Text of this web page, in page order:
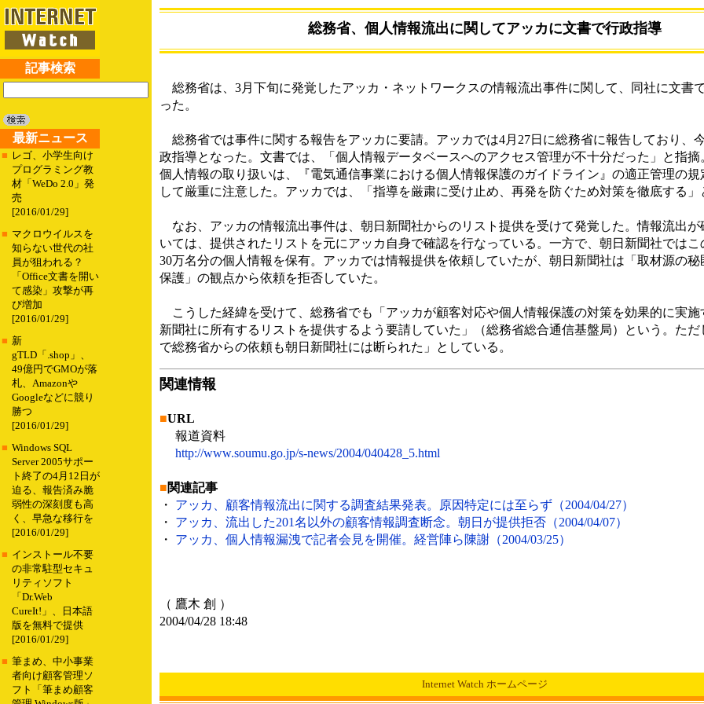
記事検索
最新ニュース
■ レゴ、小学生向け
プログラミング教
材「WeDo 2.0」発
売
[2016/01/29]
■ マクロウイルスを
知らない世代の社
員が狙われる？
「Office文書を開い
て感染」攻撃が再
び増加
[2016/01/29]
■ 新
gTLD「.shop」、
49億円でGMOが落
札、Amazonや
Googleなどに競り
勝つ
[2016/01/29]
■ Windows SQL
Server 2005サポー
ト終了の4月12日が
迫る、報告済み脆
弱性の深刻度も高
く、早急な移行を
[2016/01/29]
■ インストール不要
の非常駐型セキュ
リティソフト
「Dr.Web
CureIt!」、日本語
版を無料で提供
[2016/01/29]
■ 筆まめ、中小事業
者向け顧客管理ソ
フト「筆まめ顧客
総務省、個人情報流出に関してアッカに文書で行政指導
総務省は、3月下旬に発覚したアッカ・ネットワークスの情報流出事件に関して、同社に文書
った。
総務省では事件に関する報告をアッカに要請。アッカでは4月27日に総務省に報告しており、
政指導となった。文書では、「個人情報データベースへのアクセス管理が不十分だった」と指摘
個人情報の取り扱いは、『電気通信事業における個人情報保護のガイドライン』の適正管理の規
して厳重に注意した。アッカでは、「指導を厳粛に受け止め、再発を防ぐため対策を徹底する」
なお、アッカの情報流出事件は、朝日新聞社からのリスト提供を受けて発覚した。情報流出が
いては、提供されたリストを元にアッカ自身で確認を行なっている。一方で、朝日新聞社ではこ
30万名分の個人情報を保有。アッカでは情報提供を依頼していたが、朝日新聞社は「取材源の
保護」の観点から依頼を拒否していた。
こうした経緯を受けて、総務省でも「アッカが顧客対応や個人情報保護の対策を効果的に実施
新聞社に所有するリストを提供するよう要請していた」（総務省総合通信基盤局）という。ただ
で総務省からの依頼も朝日新聞社には断られた」としている。
関連情報
■URL
報道資料
http://www.soumu.go.jp/s-news/2004/040428_5.html
■関連記事
・ アッカ、顧客情報流出に関する調査結果発表。原因特定には至らず（2004/04/27）
・ アッカ、流出した201名以外の顧客情報調査断念。朝日が提供拒否（2004/04/07）
・ アッカ、個人情報漏洩で記者会見を開催。経営陣ら陳謝（2004/03/25）
（ 鷹木 創 ）
2004/04/28 18:48
Internet Watch ホームページ